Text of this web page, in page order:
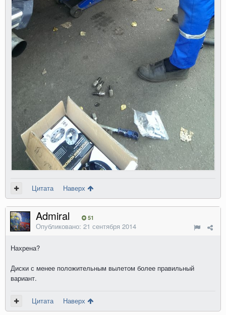
Цитата Наверх
Admiral 51
Опубликовано: 21 сентября 2014
Нахрена?
Диски с менее положительным вылетом более правильный
вариант.
Цитата Наверх